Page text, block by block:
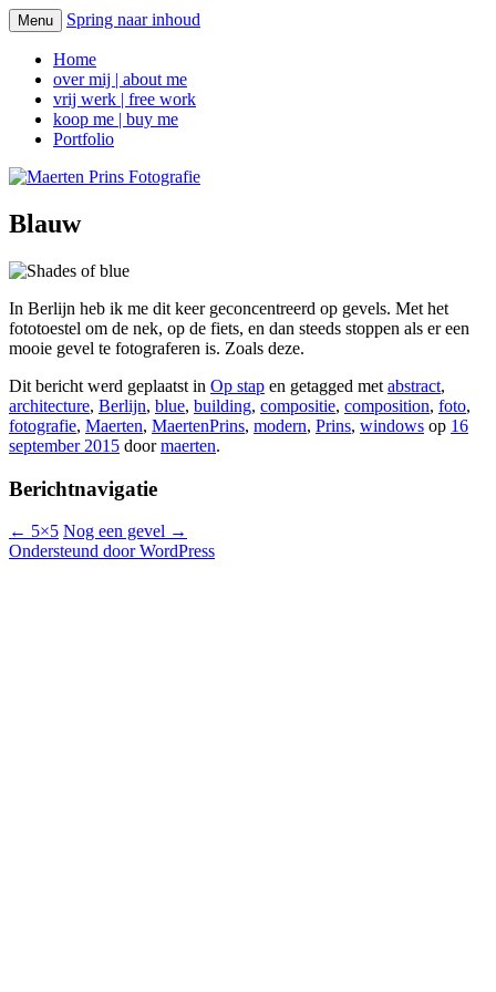
Maerten Prins Fotografie
Menu Spring naar inhoud
Home
over mij | about me
vrij werk | free work
koop me | buy me
Portfolio
Blauw
In Berlijn heb ik me dit keer geconcentreerd op gevels. Met het
fototoestel om de nek, op de fiets, en dan steeds stoppen als er een
mooie gevel te fotograferen is. Zoals deze.
Dit bericht werd geplaatst in Op stap en getagged met abstract,
architecture, Berlijn, blue, building, compositie, composition, foto,
fotografie, Maerten, MaertenPrins, modern, Prins, windows op 16
september 2015 doormaerten.
Berichtnavigatie
← 5×5 Nog een gevel →
Ondersteund door WordPress